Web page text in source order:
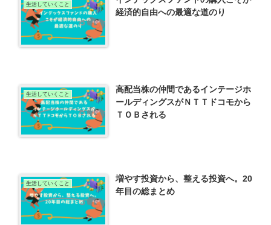
生活していくこと
経済的自由への最適な道のり
生活していくこと
高配当株の仲間であるインテージホ
ールディングスがＮＴＴドコモから
ＴＯＢされる
生活していくこと
増やす投資から、整える投資へ。20
年目の総まとめ